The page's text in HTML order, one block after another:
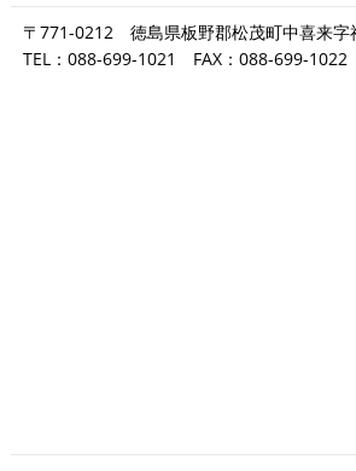
〒771-0212 徳島県板野郡松茂町中喜来字
TEL：088-699-1021 FAX：088-699-1022